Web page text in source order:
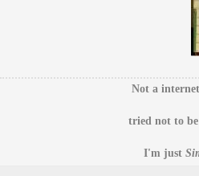
Not a
tried not to
I'm just